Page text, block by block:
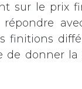
sur le prix
répondre
finitions
de donner la